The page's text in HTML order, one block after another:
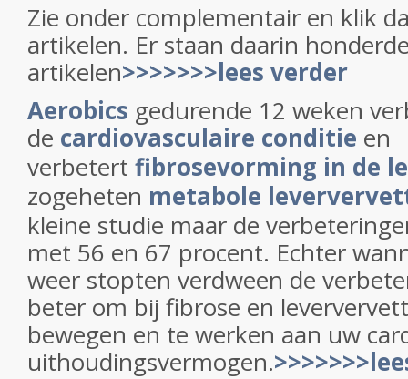
Zie onder complementair en klik
artikelen. Er staan daarin
artikelen>>>>>>>lees verder
Aerobics gedurende 12 weken
de cardiovasculaire conditie en
verbetert fibrosevorming in de
zogeheten metabole
kleine studie maar de
met 56 en 67 procent. Echter
weer stopten verdween de
beter om bij fibrose en
bewegen en te werken aan uw
uithoudingsvermogen.